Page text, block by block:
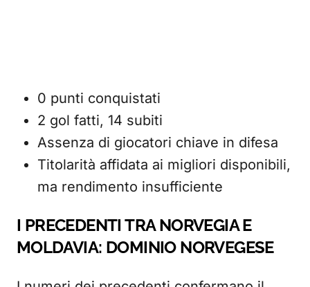
0 punti conquistati
2 gol fatti, 14 subiti
Assenza di giocatori chiave in difesa
Titolarità affidata ai migliori disponibili,
ma rendimento insufficiente
I PRECEDENTI TRA NORVEGIA E
MOLDAVIA: DOMINIO NORVEGESE